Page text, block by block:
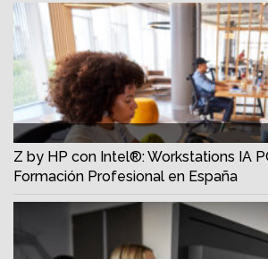
Z by HP con Intel®: Workstations IA
Formación Profesional en España